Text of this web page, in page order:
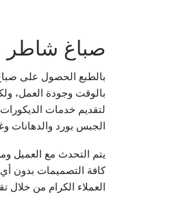
صباغ شاطر
بالطبع الحصول على
بالوقت وجودة العمل،
لتقديم خدمات
الجبس بورد والدهانات
يتم التحدث مع العميل
كافة التصميمات بدون
العملاء الكرام من